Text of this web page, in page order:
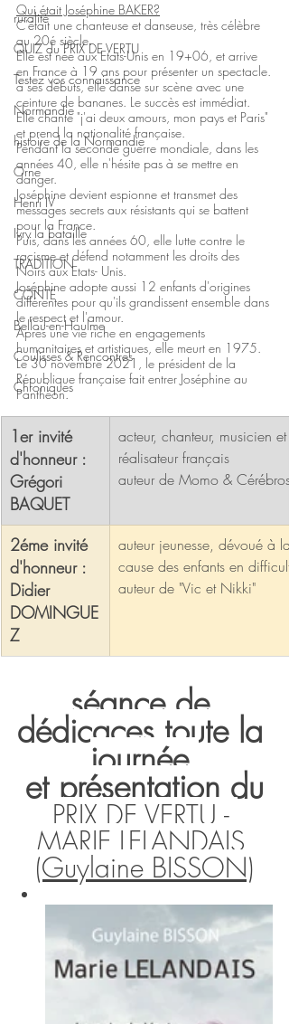
ruralité
QUIZ du PRIX DE VERTU
Testez vos connaissance
Normandie
histoire de la Normandie
Orne
Henri IV
Ivry la bataille
TRADITION
CONTE
Bellou-en-Houlme
Coulisses & Rencontres
Chroniques
Qui était Joséphine BAKER?
C'était une chanteuse et danseuse, très célèbre
au 20é siècle.
Elle est née aux Etats-Unis en 19+06, et arrive
en France à 19 ans pour présenter un spectacle.
à ses débuts, elle danse sur scène avec une
ceinture de bananes. Le succès est immédiat.
Elle chante "j'ai deux amours, mon pays et Paris"
et prend la nationalité française.
Pendant la seconde guerre mondiale, dans les
années 40, elle n'hésite pas à se mettre en
danger.
Joséphine devient espionne et transmet des
messages secrets aux résistants qui se battent
pour la France.
Puis, dans les années 60, elle lutte contre le
racisme et défend notamment les droits des
Noirs aux Etats- Unis.
Joséphine adopte aussi 12 enfants d'origines
différentes pour qu'ils grandissent ensemble dans
le respect et l'amour.
Après une vie riche en engagements
humanitaires et artistiques, elle meurt en 1975.
Le 30 novembre 2021, le président de la
République française fait entrer Joséphine au
Panthéon.
1er invité
d'honneur :
Grégori
BAQUET
acteur, chanteur, musicien et
réalisateur français
auteur de Momo & Cérébros
2éme invité
d'honneur :
Didier
DOMINGUE
Z
auteur jeunesse, dévoué à la
cause des enfants en
auteur de "Vic et Nikki"
séance de
dédicaces toute la
journée
et présentation du
PRIX DE VERTU -
MARIE LELANDAIS
(Guylaine BISSON)